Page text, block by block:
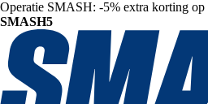
Operatie SMASH: -5% extra korting op
SMASH5